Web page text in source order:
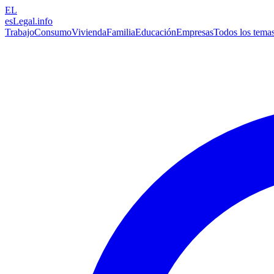
EL
esLegal.info
TrabajoConsumoViviendaFamiliaEducaciónEmpresasTodos los